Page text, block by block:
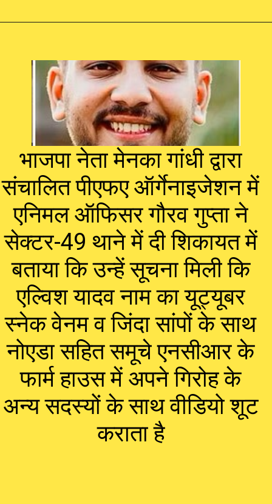
भाजपा नेता मेनका गांधी द्वारा
संचालित पीएफए ऑर्गेनाइजेशन में
एनिमल ऑफिसर गौरव गुप्ता ने
सेक्टर-49 थाने में दी शिकायत में
बताया कि उन्हें सूचना मिली कि
एल्विश यादव नाम का यूट्यूबर
स्नेक वेनम व जिंदा सांपों के साथ
नोएडा सहित समूचे एनसीआर के
फार्म हाउस में अपने गिरोह के
अन्य सदस्यों के साथ वीडियो शूट
कराता है